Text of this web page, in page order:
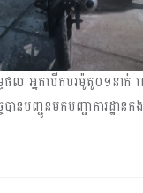
ទ្ធផល អ្នកបើកបរម៉ូតូ០១
នមកបញ្ជាការដ្ឋានកងរ